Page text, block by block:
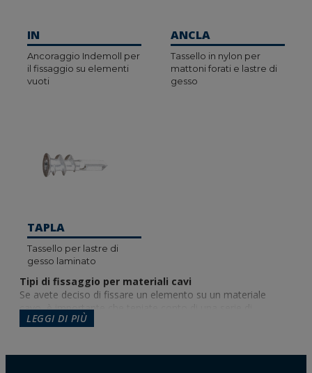
IN
Ancoraggio Indemoll per
il fissaggio su elementi
vuoti
ANCLA
Tassello in nylon per
mattoni forati e lastre di
gesso
TAPLA
Tassello per lastre di
gesso laminato
Tipi di fissaggio per materiali cavi
Se avete deciso di fissare un elemento su un materiale
cavo, è importante che teniate conto di una serie di
questioni per ottenere ancoraggi solidi e resistenti.
LEGGI DI PIÙ